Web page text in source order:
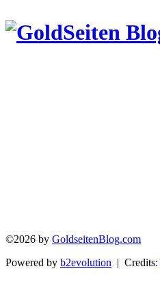
©2026 by GoldseitenBlog.com
Powered by b2evolution | Credits: